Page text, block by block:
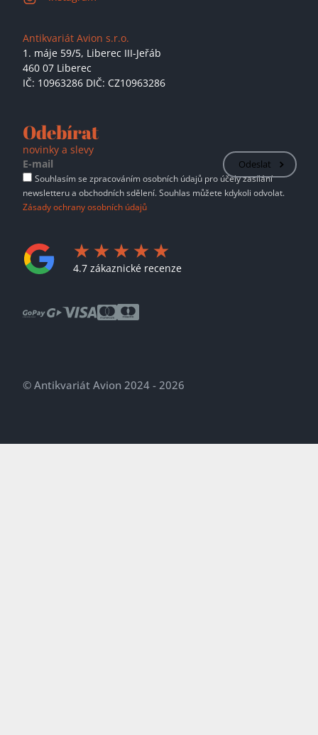
Antikvariát Avion s.r.o.
1. máje 59/5, Liberec III-Jeřáb
460 07 Liberec
IČ: 10963286 DIČ: CZ10963286
Odebírat
novinky a slevy
Odeslat
Souhlasím se zpracováním osobních údajů pro účely zasílání
newsletteru a obchodních sdělení. Souhlas můžete kdykoli odvolat.
Zásady ochrany osobních údajů
4.7 zákaznické recenze
© Antikvariát Avion 2024 - 2026